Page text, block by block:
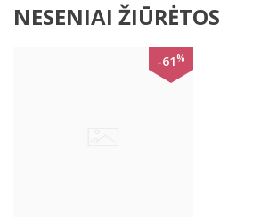
NESENIAI ŽIŪRĖTOS
-61%